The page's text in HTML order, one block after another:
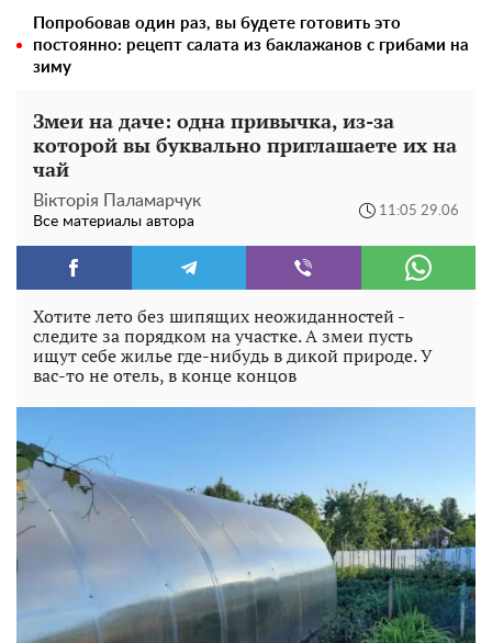
Попробовав один раз, вы будете готовить это
постоянно: рецепт салата из баклажанов с грибами на
зиму
Змеи на даче: одна привычка, из-за
которой вы буквально приглашаете их на
чай
Вікторія Паламарчук
Все материалы автора
11:05 29.06
Хотите лето без шипящих неожиданностей -
следите за порядком на участке. А змеи пусть
ищут себе жилье где-нибудь в дикой природе. У
вас-то не отель, в конце концов